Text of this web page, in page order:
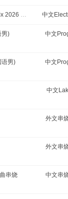
[DJ0857独家] 川子 - 今生缘 (DJ泪鑫 Electro Mix 2026 国语男) 中文
男) 中文
语男) 中文
中文Lak
外文串
外文串
串烧 中文串